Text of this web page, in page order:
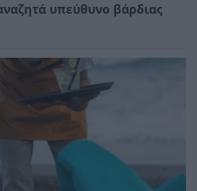
υπεύθυνο βάρδιας